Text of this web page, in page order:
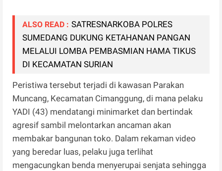
ALSO READ : SATRESNARKOBA POLRES
SUMEDANG DUKUNG KETAHANAN PANGAN
MELALUI LOMBA PEMBASMIAN HAMA TIKUS
DI KECAMATAN SURIAN
Peristiwa tersebut terjadi di kawasan Parakan
Muncang, Kecamatan Cimanggung, di mana pelaku
YADI (43) mendatangi minimarket dan bertindak
agresif sambil melontarkan ancaman akan
membakar bangunan toko. Dalam rekaman video
yang beredar luas, pelaku juga terlihat
mengacungkan benda menyerupai senjata sehingga